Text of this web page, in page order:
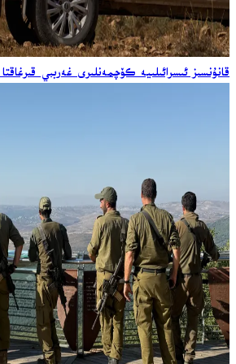
قانۇنسىز ئىسرائىلىيە كۆچمەنلىرى غەربىي